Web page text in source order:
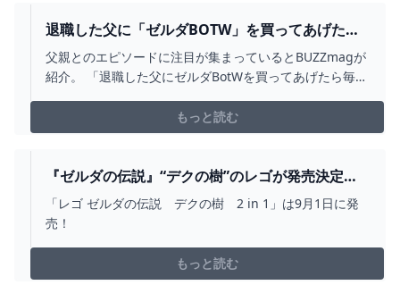
退職した父に「ゼルダBOTW」を買ってあげた
ら、数ヶ月後の父に大反響「優秀な人だったんだ
ろう」「素晴らしい親孝行だわ」 - いまトピライ
父親とのエピソードに注目が集まっているとBUZZmagが
紹介。 「退職した父にゼルダBotWを買ってあげたら毎日
です。 すごく時間がかかったとの事。 やる事がなくなっ
てしまったらしいので、ティ...
もっと読む
『ゼルダの伝説』“デクの樹”のレゴが発売決定！
ミニフィギュアも付属し、『時のオカリナ』
『BOTW』それぞれのバージョンで組み立て可能
「レゴ ゼルダの伝説 デクの樹 2 in 1」は9月1日に発
売！
もっと読む